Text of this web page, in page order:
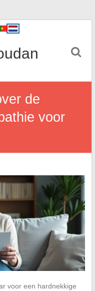
de
voor
voor een hardnekkige